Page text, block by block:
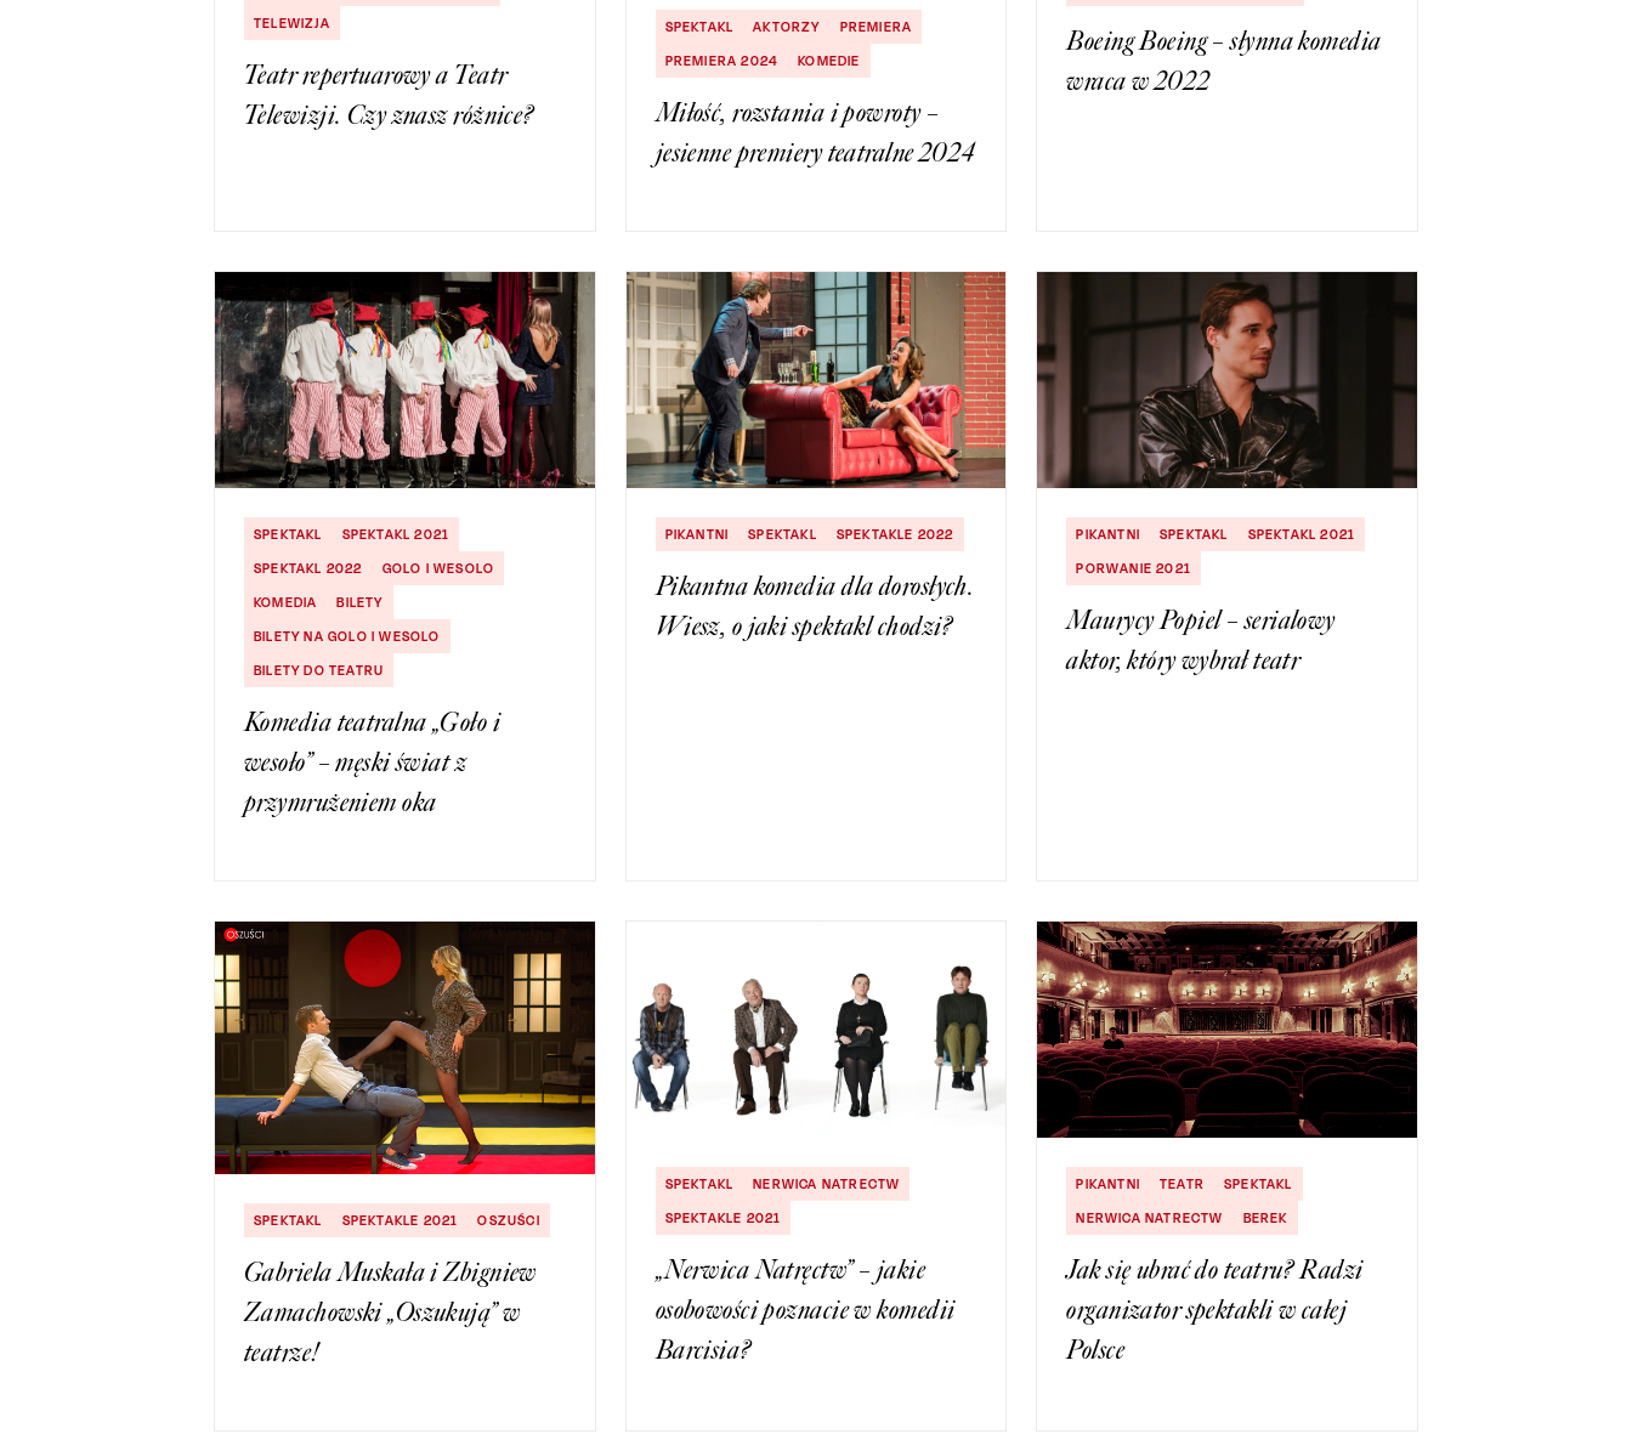
TELEWIZJA
Teatr repertuarowy a Teatr
Telewizji. Czy znasz różnice?
SPEKTAKL AKTORZY
PREMIERA
PREMIERA 2024
KOMEDIE
Miłość, rozstania i powroty –
jesienne premiery teatralne 2024
Boeing Boeing – słynna komedia
wraca w 2022
SPEKTAKL
SPEKTAKL 2021
SPEKTAKL 2022
GOLO I WESOLO
KOMEDIA
BILETY
BILETY NA GOLO I WESOLO
BILETY DO TEATRU
Komedia teatralna „Goło i
wesoło” – męski świat z
przymrużeniem oka
PIKANTNI SPEKTAKL SPEKTAKLE 2022
Pikantna komedia dla dorosłych.
Wiesz, o jaki spektakl chodzi?
PIKANTNI SPEKTAKL
SPEKTAKL 2021
PORWANIE 2021
Maurycy Popiel – serialowy
aktor, który wybrał teatr
SPEKTAKL SPEKTAKLE 2021 OSZUŚCI
Gabriela Muskała i Zbigniew
Zamachowski „Oszukują” w
teatrze!
SPEKTAKL
NERWICA NATRECTW
SPEKTAKLE 2021
„Nerwica Natręctw” – jakie
osobowości poznacie w komedii
Barcisia?
PIKANTNI TEATR
SPEKTAKL
NERWICA NATRECTW
BEREK
Jak się ubrać do teatru? Radzi
organizator spektakli w całej
Polsce